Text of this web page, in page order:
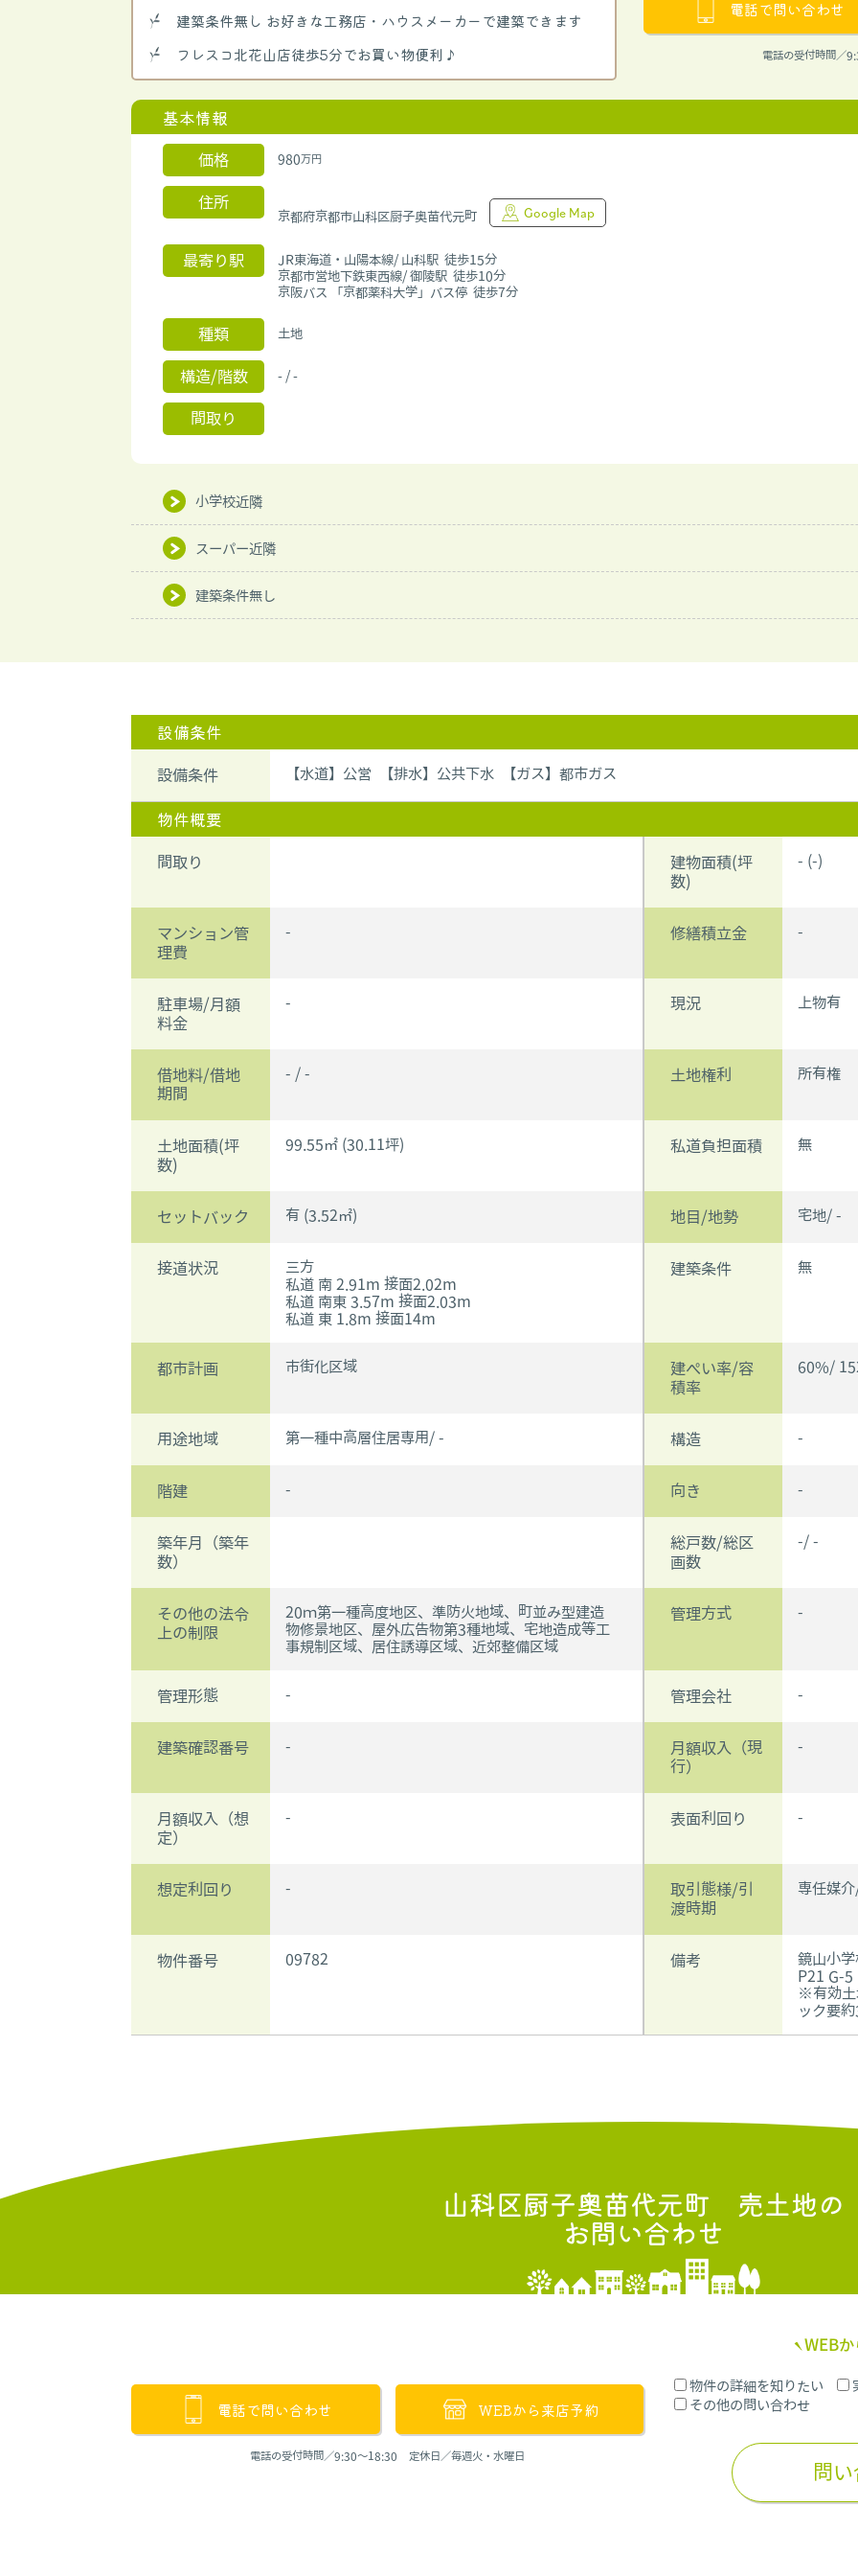
電話で問い合わせ
電話の受付時間／
建築条件無し お好きな工務店・ハウスメーカーで建築できます
フレスコ北花山店徒歩5分でお買い物便利♪
基本情報
価格 980万円
住所
京都府京都市山科区厨子奥苗代元町 Google Map
最寄り駅
JR東海道・山陽本線/ 山科駅 徒歩15分
京都市営地下鉄東西線/ 御陵駅 徒歩10分
京阪バス 「京都薬科大学」バス停 徒歩7分
種類 土地
構造/階数 - / -
間取り
小学校近隣
スーパー近隣
建築条件無し
設備条件
設備条件 【水道】公営 【排水】公共下水 【ガス】都市ガス
物件概要
間取り
建物面積(坪
数)
- (-)
マンション管
理費
- 修繕積立金 -
駐車場/月額
料金
- 現況 上物有
借地料/借地
期間
- / - 土地権利 所有権
土地面積(坪
数)
99.55㎡ (30.11坪) 私道負担面積 無
セットバック 有 (3.52㎡) 地目/地勢 宅地/ -
接道状況
三方
私道 南 2.91m 接面2.02m
私道 南東 3.57m 接面2.03m
私道 東 1.8m 接面14m
建築条件 無
都市計画 市街化区域
建ぺい率/容
積率
60%/
用途地域 第一種中高層住居専用/ - 構造 -
階建 - 向き -
築年月（築年
数）
総戸数/総区
画数
-/ -
その他の法令
上の制限
20ｍ第一種高度地区、準防火地域、町並み型建造
物修景地区、屋外広告物第3種地域、宅地造成等工
事規制区域、居住誘導区域、近郊整備区域
管理方式 -
管理形態 - 管理会社 -
建築確認番号 -
月額収入（現
行）
-
月額収入（想
定）
- 表面利回り -
想定利回り -
取引態様/引
渡時期
専任媒
物件番号 09782 備考
鏡山小
P21 G-5
※有効土
ック要
山科区厨子奥苗代元町 売土地の
お問い合わせ
電話で問い合わせ WEBから来店予約
電話の受付時間／9:30〜18:30 定休日／毎週火・水曜日
WEBか
物件の詳細を知りたい
その他の問い合わせ